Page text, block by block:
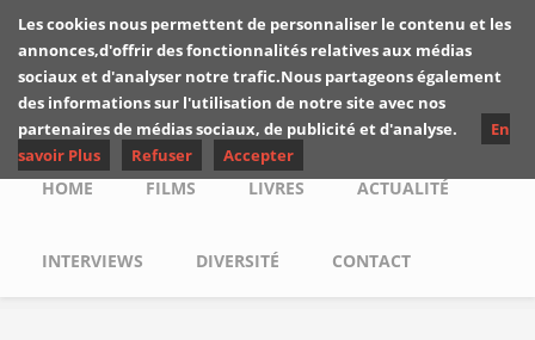
Skip to main content
Les critiques de
Yuyine
Main menu
HOME FILMS LIVRES ACTUALITÉ
INTERVIEWS DIVERSITÉ CONTACT
Les cookies nous permettent de personnaliser le contenu et les
annonces,d'offrir des fonctionnalités relatives aux médias
sociaux et d'analyser notre trafic.Nous partageons également
des informations sur l'utilisation de notre site avec nos
partenaires de médias sociaux, de publicité et d'analyse.
En
savoir Plus
Refuser Accepter